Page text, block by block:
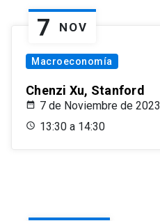
7 NOV
Macroeconomía
Chenzi Xu, Stanford
7 de Noviembre de 2023
13:30 a 14:30